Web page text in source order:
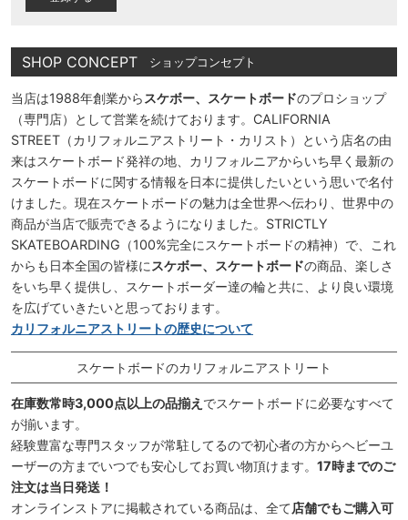
SHOP CONCEPT ショップコンセプト
当店は1988年創業から スケボー、スケートボードのプロショップ
（専門店）として営業を続けております。CALIFORNIA
STREET（カリフォルニアストリート・カリスト）という店名の由
来はスケートボード発祥の地、カリフォルニアからいち早く最新の
スケートボードに関する情報を日本に提供したいという思いで名付
けました。現在スケートボードの魅力は全世界へ伝わり、世界中の
商品が当店で販売できるようになりました。STRICTLY
SKATEBOARDING（100%完全にスケートボードの精神）で、これ
からも日本全国の皆様に スケボー、スケートボードの商品、楽しさ
をいち早く提供し、スケートボーダー達の輪と共に、より良い環境
を広げていきたいと思っております。
カリフォルニアストリートの歴史について
スケートボードのカリフォルニアストリート
在庫数常時3,000点以上の品揃え でスケートボードに必要なすべて
が揃います。
経験豊富な専門スタッフが常駐してるので初心者の方からヘビーユ
ーザーの方までいつでも安心してお買い物頂けます。 17時までのご
注文は当日発送！
オンラインストアに掲載されている商品は、全て店舗でもご購入可